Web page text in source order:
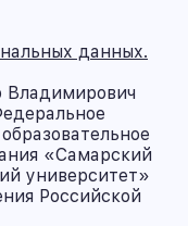
данных.
Владимирович
«Самарский
университет»
Российской